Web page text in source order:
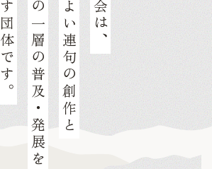
会
は
、
よ
い
連
句
の
創
作
と
の
一
層
の
普
及
・
発
展
を
す
団
体
で
す
。